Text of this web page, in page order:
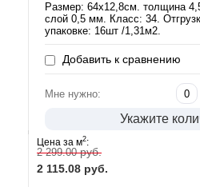
Размер: 64х12,8см. толщина
слой 0,5 мм. Класс: 34.
упаковке: 16шт /1,31м2.
Добавить к сравнению
Мне нужно:
Укажите
Цена за м2:
2 299.00руб.
2 115.08 руб.